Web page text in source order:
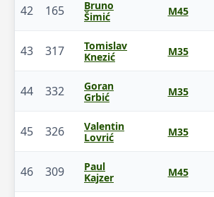
42 165
Bruno
Šimić
M45
43 317
Tomislav
Knezić
M35
44 332
Goran
Grbić
M35
45 326
Valentin
Lovrić
M35
46 309
Paul
Kajzer
M45